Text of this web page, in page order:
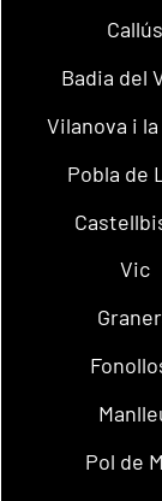
Callús
Badia del
Vilanova i
Pobla de
Vic
Pol de